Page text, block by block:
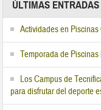
ÚLTIMAS ENTRADAS
Actividades en
Temporada de
Los Campus de
para disfrutar del deporte